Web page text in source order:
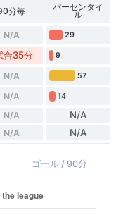
分毎 パーセンタイ
ル
N/A 29
合35分 9
N/A 57
N/A 14
N/A N/A
N/A N/A
ゴール / 90分